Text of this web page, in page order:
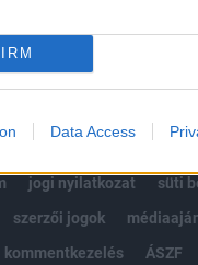
Data Access
jogi nyilatkozat
süti
szerzői jogok
kommentkezelés
ÁSZF